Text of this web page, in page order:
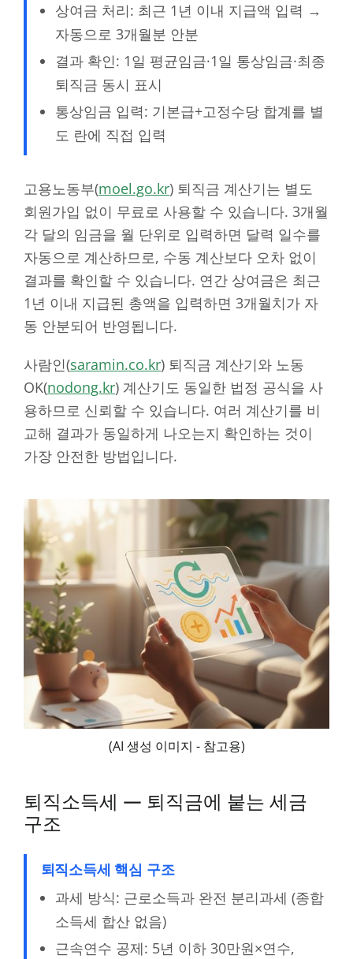
상여금 처리: 최근 1년 이내 지급액 입력 →
자동으로 3개월분 안분
결과 확인: 1일 평균임금·1일 통상임금·최종
퇴직금 동시 표시
통상임금 입력: 기본급+고정수당 합계를 별
도 란에 직접 입력
고용노동부(moel.go.kr) 퇴직금 계산기는 별도
회원가입 없이 무료로 사용할 수 있습니다. 3개월
각 달의 임금을 월 단위로 입력하면 달력 일수를
자동으로 계산하므로, 수동 계산보다 오차 없이
결과를 확인할 수 있습니다. 연간 상여금은 최근
1년 이내 지급된 총액을 입력하면 3개월치가 자
동 안분되어 반영됩니다.
사람인(saramin.co.kr) 퇴직금 계산기와 노동
OK(nodong.kr) 계산기도 동일한 법정 공식을 사
용하므로 신뢰할 수 있습니다. 여러 계산기를 비
교해 결과가 동일하게 나오는지 확인하는 것이
가장 안전한 방법입니다.
(AI 생성 이미지 - 참고용)
퇴직소득세 — 퇴직금에 붙는 세금
구조
퇴직소득세 핵심 구조
과세 방식: 근로소득과 완전 분리과세 (종합
소득세 합산 없음)
근속연수 공제: 5년 이하 30만원×연수,